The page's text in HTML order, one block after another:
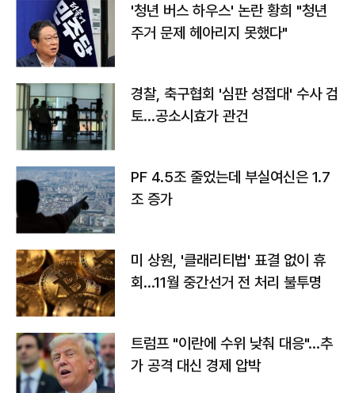
'청년 버스 하우스' 논란 황희 "청년
주거 문제 헤아리지 못했다"
경찰, 축구협회 '심판 성접대' 수사 검
토…공소시효가 관건
PF 4.5조 줄었는데 부실여신은 1.7
조 증가
미 상원, '클래리티법' 표결 없이 휴
회…11월 중간선거 전 처리 불투명
트럼프 "이란에 수위 낮춰 대응"…추
가 공격 대신 경제 압박